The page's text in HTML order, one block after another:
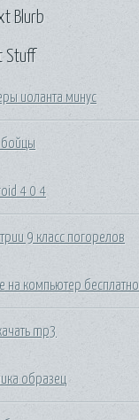
Stuff
иоланта минус
бойцы
4 0 4
9 класс погорелов
на компьютер бесплатно
mp3
образец
Blurb